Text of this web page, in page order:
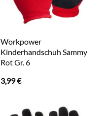
Workpower
Kinderhandschuh Sammy
Rot Gr. 6
3,99€